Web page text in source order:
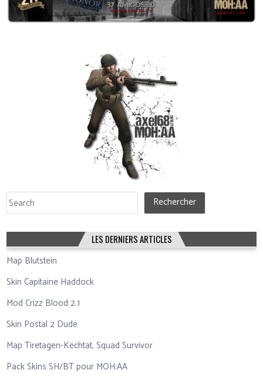
Rechercher Rechercher
LES DERNIERS ARTICLES
Map Blutstein
Skin Capitaine Haddock
Mod Crizz Blood 2.1
Skin Postal 2 Dude
Map Tiretagen-Kechtat, Squad Survivor
Pack Skins SH/BT pour MOH:AA